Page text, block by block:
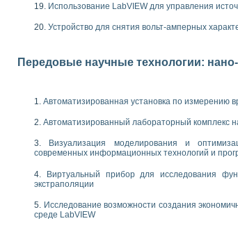
национального проекта «Образование» технологий
образования и подготовки преподавателей для
частотного анализа для LabWindows/CVI и LabVIEW
«Технологии NATIONAL INSTRUMENTS» в
постоянного тока
электромагнитного поля для испытаний
ИИС на базе оборудования NI CompactDAQ
Использование LabVIEW для управления
Устройство для снятия вольт-амперных
Передовые научные технологии:
Автоматизированная установка по измерению
Автоматизированный лабораторный комплекс
Визуализация моделирования и
современных информационных технологий и
Виртуальный прибор для исследования
экстраполяции
Исследование возможности создания
среде LabVIEW